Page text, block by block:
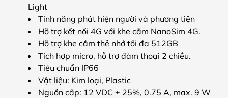
Light
Tính năng phát hiện người và phương tiện
Hỗ trợ kết nối 4G với khe cắm NanoSim 4G.
Hỗ trợ khe cắm thẻ nhớ tối đa 512GB
Tích hợp micro, hỗ trợ đàm thoại 2 chiều.
Tiêu chuẩn IP66
Vật liệu: Kim loại, Plastic
Nguồn cấp: 12 VDC ± 25%, 0.75 A, max. 9 W